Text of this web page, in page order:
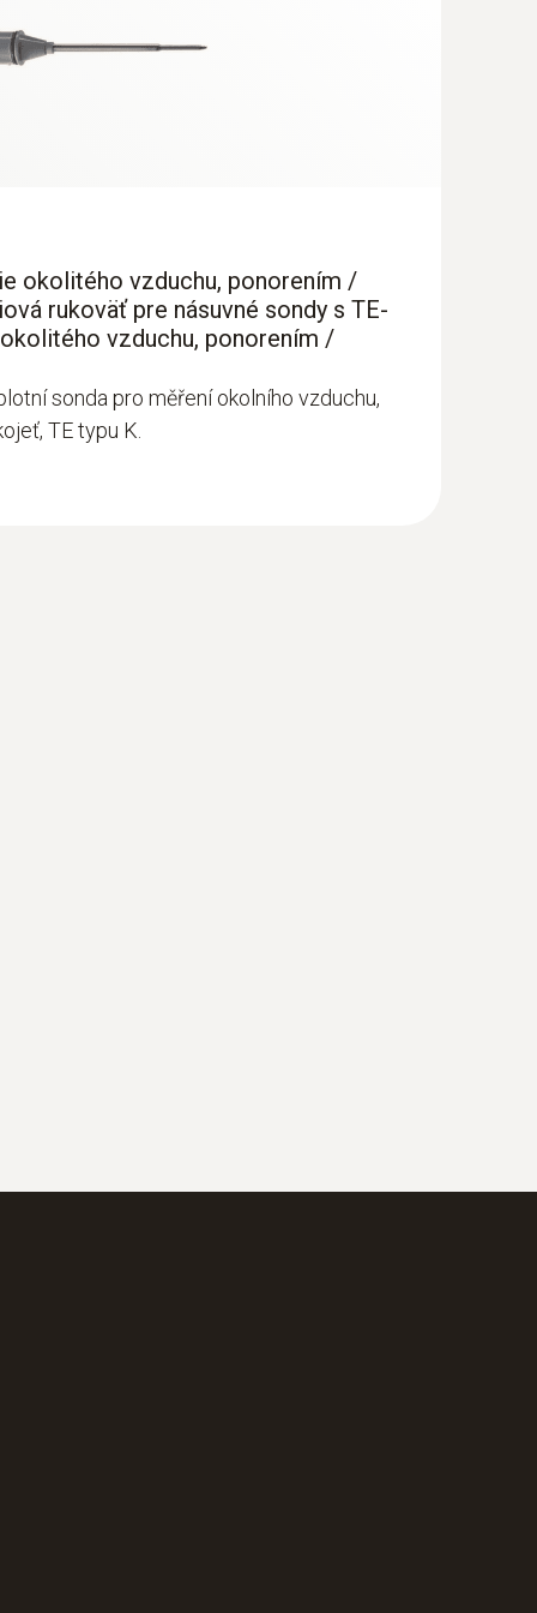
okolitého vzduchu, ponorením /
rukoväť pre násuvné sondy s TE-
vzduchu, ponorením /
sonda pro měření okolního vzduchu,
TE typu K.